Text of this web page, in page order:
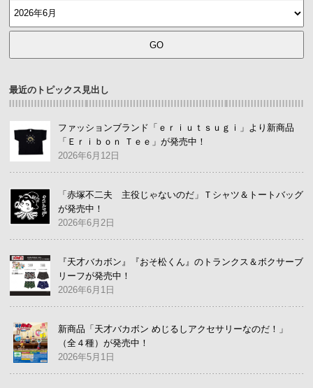
最近のトピックス見出し
ファッションブランド「ｅｒｉｕｔｓｕｇｉ」より新商品
「Ｅｒｉｂｏｎ Ｔｅｅ」が発売中！
2026年6月12日
「赤塚不二夫 主役じゃないのだ」Ｔシャツ＆トートバッグ
が発売中！
2026年6月2日
『天才バカボン』『おそ松くん』のトランクス＆ボクサーブ
リーフが発売中！
2026年6月1日
新商品「天才バカボン めじるしアクセサリーなのだ！」
（全４種）が発売中！
2026年5月1日